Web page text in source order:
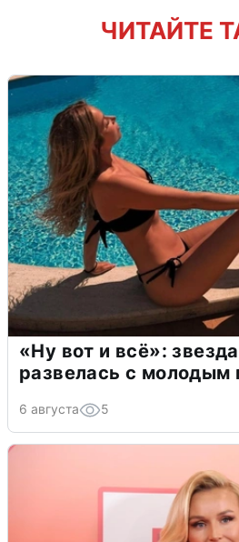
ЧИТАЙТЕ
«Ну вот и всё»:
развелась с
6 августа 5